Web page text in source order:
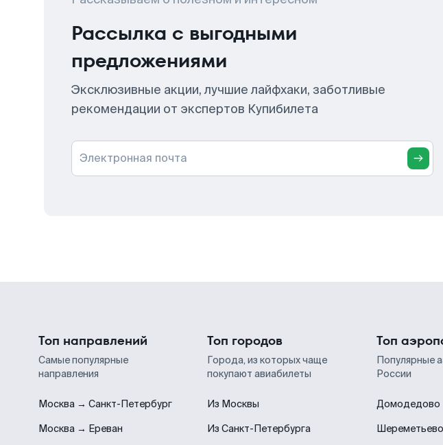
Рассылка с выгодными
предложениями
Эксклюзивные акции, лучшие лайфхаки, заботливые
рекомендации от экспертов Купибилета
Электронная почта
Топ направлений
Самые популярные
направления
Москва → Санкт-Петербург
Москва → Ереван
Топ городов
Города, из которых чаще
покупают авиабилеты
Из Москвы
Из Санкт-Петербурга
Топ
Популярные
России
Домодедово
Шереметьево